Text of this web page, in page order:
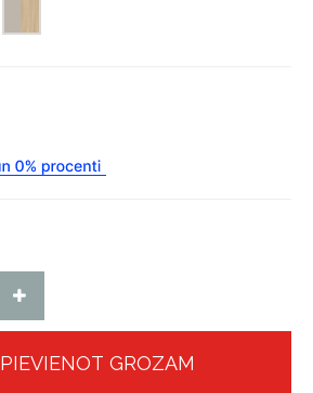
PIEVIENOT GROZAM